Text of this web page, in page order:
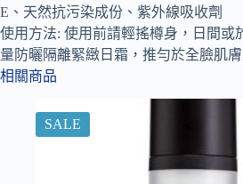
E、天然抗污染成份、紫外線吸收劑
使用方法: 使用前請輕搖樽身，日間或
量防曬隔離緊緻日霜，推勻於全臉肌膚
相關商品
SALE